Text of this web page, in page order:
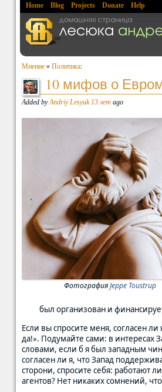
Home Blog Projects Donate Help
Мнение » Политика:
10 мифов о
Added byAndriy Lesyuk 13 лет ago
ФотографияJeppe Toustrup
был организован и
Если вы спросите меня, согласен
да!». Подумайте сами: в интересах
словами, если б я был западным
согласен ли я, что Запад
сторони, спросите себя: работают ли
агентов? Нет никаких сомнений,